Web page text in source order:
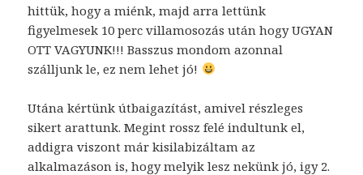
hittük, hogy a miénk, majd arra lettünk
figyelmesek 10 perc villamosozás után hogy UGYAN
OTT VAGYUNK!!! Basszus mondom azonnal
szálljunk le, ez nem lehet jó!
Utána kértünk útbaigazítást, amivel részleges
sikert arattunk. Megint rossz felé indultunk el,
addigra viszont már kisilabizáltam az
alkalmazáson is, hogy melyik lesz nekünk jó, igy 2.